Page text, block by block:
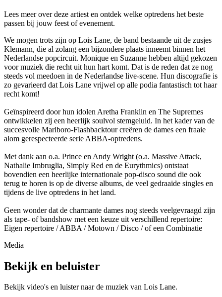
Lees meer over deze artiest en ontdek welke optredens het beste
passen bij jouw feest of evenement.
We mogen trots zijn op Lois Lane, de band bestaande uit de zusjes
Klemann, die al zolang een bijzondere plaats inneemt binnen het
Nederlandse popcircuit. Monique en Suzanne hebben altijd gekozen
voor muziek die recht uit hun hart komt. Dat is de reden dat ze nog
steeds vol meedoen in de Nederlandse live-scene. Hun discografie is
zo gevarieerd dat Lois Lane vrijwel op alle podia fantastisch tot haar
recht komt!
Geïnspireerd door hun idolen Aretha Franklin en The Supremes
ontwikkelen zij een heerlijk soulvol stemgeluid. In het kader van de
succesvolle Marlboro-Flashbacktour creëren de dames een fraaie
alom gerespecteerde serie ABBA-optredens.
Met dank aan o.a. Prince en Andy Wright (o.a. Massive Attack,
Nathalie Imbruglia, Simply Red en de Eurythmics) ontstaat
bovendien een heerlijke internationale pop-disco sound die ook
terug te horen is op de diverse albums, de veel gedraaide singles en
tijdens de live optredens in het land.
Geen wonder dat de charmante dames nog steeds veelgevraagd zijn
als tape- of bandshow met een keuze uit verschillend repertoire:
Eigen repertoire / ABBA / Motown / Disco / of een Combinatie
Media
Bekijk en beluister
Bekijk video's en luister naar de muziek van Lois Lane.